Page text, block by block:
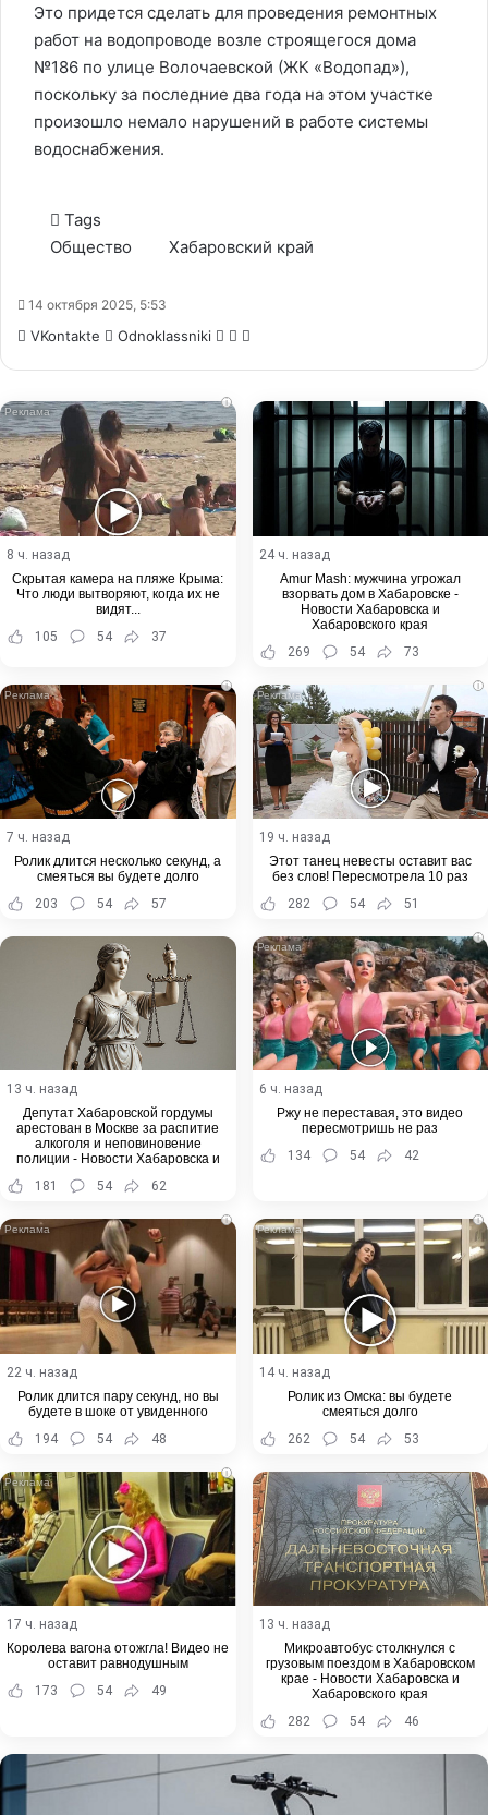
Это придется сделать для проведения ремонтных
работ на водопроводе возле строящегося дома
№186 по улице Волочаевской (ЖК «Водопад»),
поскольку за последние два года на этом участке
произошло немало нарушений в работе системы
водоснабжения.
Tags
Общество
Хабаровский край
14 октября 2025, 5:53
VKontakte Odnoklassniki WhatsApp
Telegram
i
8 ч. назад
Скрытая камера на пляже Крыма:
Что люди вытворяют, когда их не
видят...
105
54 37
24 ч. назад
Amur Mash: мужчина угрожал
взорвать дом в Хабаровске -
Новости Хабаровска и
Хабаровского края
269
54 73
i
7 ч. назад
Ролик длится несколько секунд, а
смеяться вы будете долго
203
54 57
i
19 ч. назад
Этот танец невесты оставит вас
без слов! Пересмотрела 10 раз
282
54 51
13 ч. назад
Депутат Хабаровской гордумы
арестован в Москве за распитие
алкоголя и неповиновение
полиции - Новости Хабаровска и
181 54 62
i
6 ч. назад
Ржу не переставая, это видео
пересмотришь не раз
134
54 42
i
22 ч. назад
Ролик длится пару секунд, но вы
будете в шоке от увиденного
194
54 48
i
14 ч. назад
Ролик из Омска: вы будете
смеяться долго
262
54 53
i
17 ч. назад
Королева вагона отожгла! Видео не
оставит равнодушным
173
54 49
13 ч. назад
Микроавтобус столкнулся с
грузовым поездом в Хабаровском
крае - Новости Хабаровска и
Хабаровского края
282
54 46